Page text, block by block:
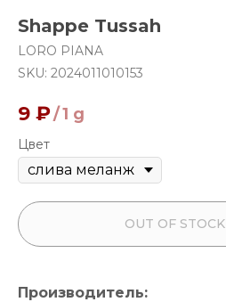
Shappe Tussah
LORO PIANA
SKU: 2024011010153
9 ₽/1 g
Цвет
OUT OF STOCK
Производитель: